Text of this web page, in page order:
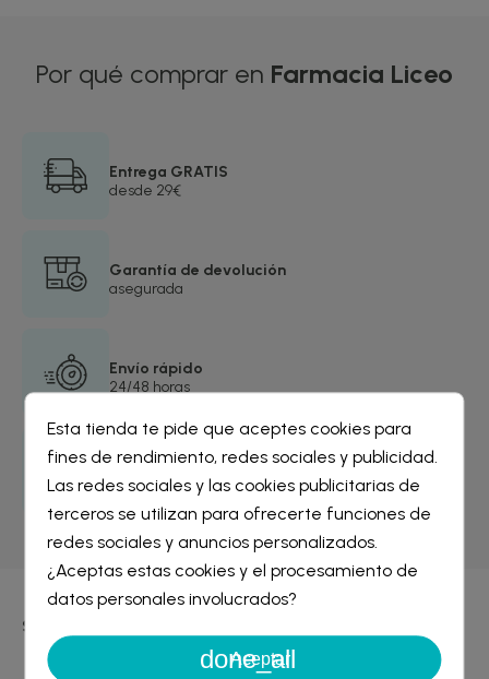
Por qué comprar en Farmacia Liceo
Entrega GRATIS
desde 29€
Garantía de devolución
asegurada
Envío rápido
24/48 horas
Más de 4.000 opiniones
de nuestros clientes satisfechos
SOBRE LA COMPRA
Crear lista de deseos
Nombre de la lista de deseos
Iniciar sesión
Debe iniciar sesión para guardar productos en su lista de
deseos.
Cancelar Iniciar sesión
Esta tienda te pide que aceptes cookies para
fines de rendimiento, redes sociales y publicidad.
Las redes sociales y las cookies publicitarias de
terceros se utilizan para ofrecerte funciones de
redes sociales y anuncios personalizados.
¿Aceptas estas cookies y el procesamiento de
datos personales involucrados?
done_all
Aceptar